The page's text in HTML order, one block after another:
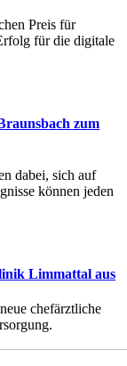
Preis für
für die digitale
zum
dabei, sich auf
können jeden
Limmattal aus
chefärztliche